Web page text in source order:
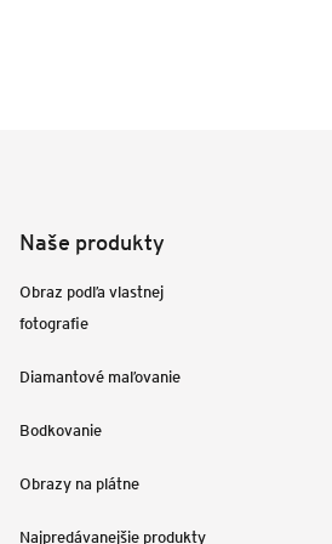
Naše produkty
Obraz podľa vlastnej
fotografie
Diamantové maľovanie
Bodkovanie
Obrazy na plátne
Najpredávanejšie produkty